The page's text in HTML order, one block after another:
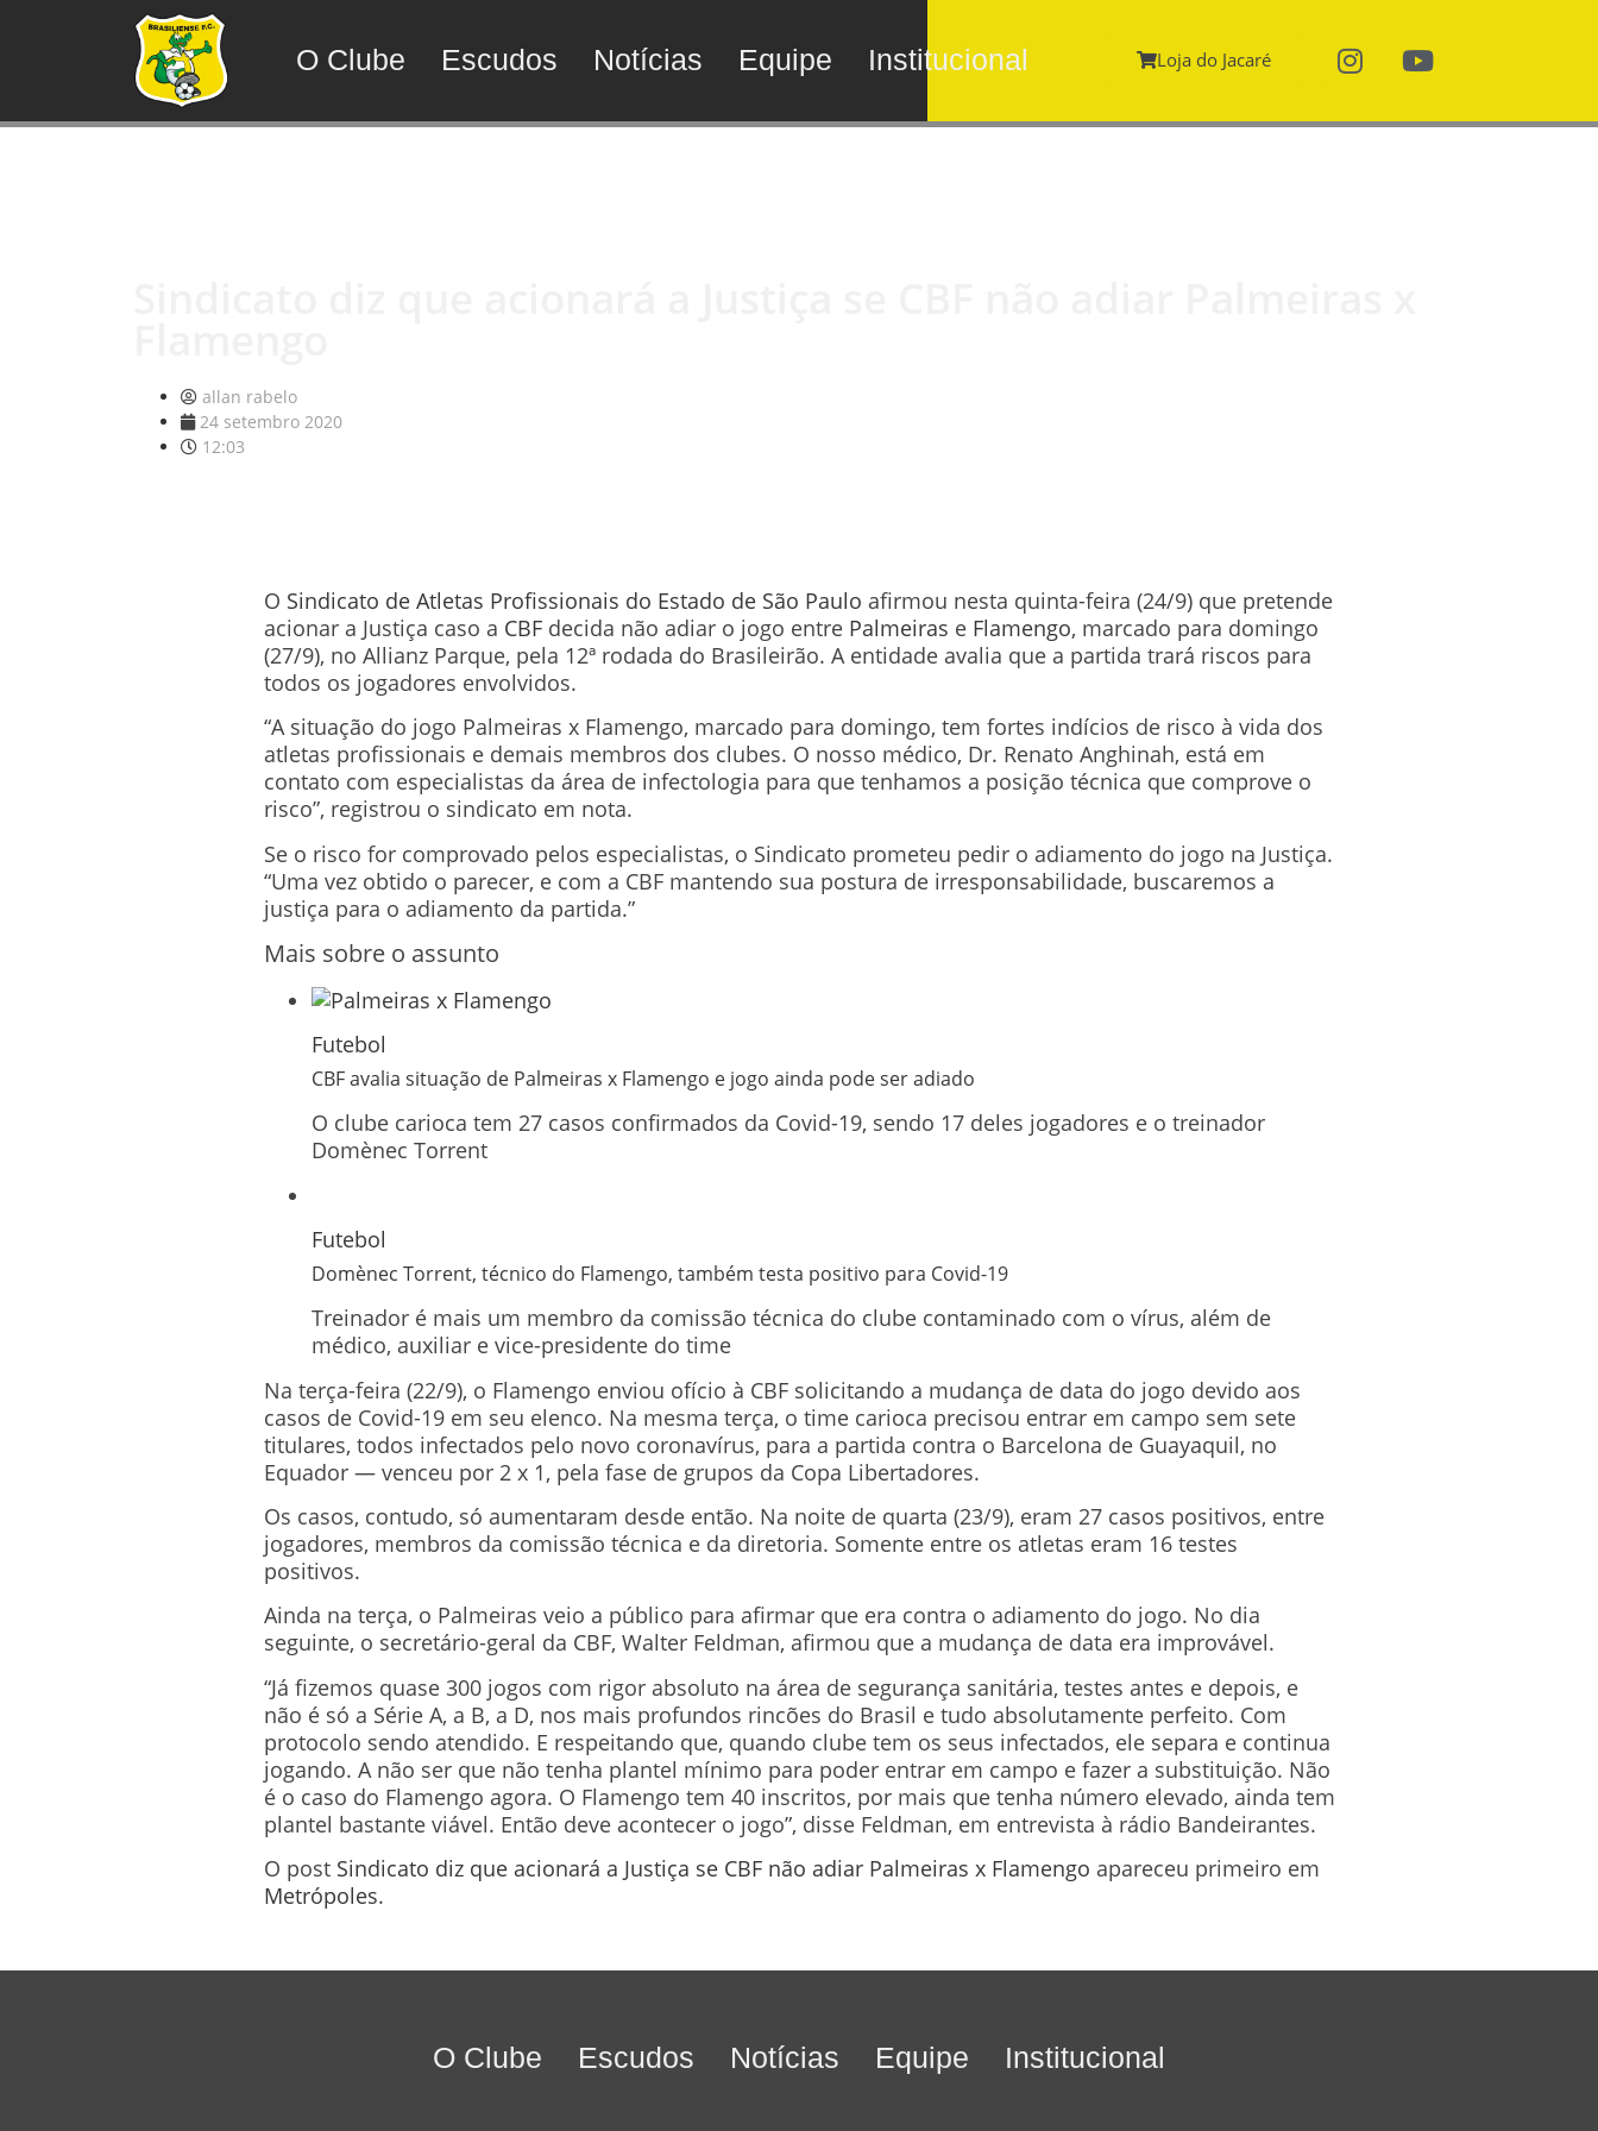
O Clube Escudos Notícias Equipe Institucional Loja do Jacaré
allan rabelo
24 setembro 2020
12:03
O Sindicato de Atletas Profissionais do Estado de São Paulo afirmou nesta quinta-feira (24/9) que pretende
acionar a Justiça caso a CBFdecida não adiar o jogo entre Palmeiras e Flamengo, marcado para domingo
(27/9), no Allianz Parque, pela 12ª rodada do Brasileirão. A entidade avalia que a partida trará riscos para
todos os jogadores envolvidos.
“A situação do jogo Palmeiras x Flamengo, marcado para domingo, tem fortes indícios de risco à vida dos
atletas profissionais e demais membros dos clubes. O nosso médico, Dr. Renato Anghinah, está em
contato com especialistas da área de infectologia para que tenhamos a posição técnica que comprove o
risco”, registrou o sindicato em nota.
Se o risco for comprovado pelos especialistas, o Sindicato prometeu pedir o adiamento do jogo na Justiça.
“Uma vez obtido o parecer, e com a CBF mantendo sua postura de irresponsabilidade, buscaremos a
justiça para o adiamento da partida.”
Mais sobre o assunto
Futebol
CBF avalia situação de Palmeiras x Flamengo e jogo ainda pode ser adiado
O clube carioca tem 27 casos confirmados da Covid-19, sendo 17 deles jogadores e o treinador
Domènec Torrent
Futebol
Domènec Torrent, técnico do Flamengo, também testa positivo para Covid-19
Treinador é mais um membro da comissão técnica do clube contaminado com o vírus, além de
médico, auxiliar e vice-presidente do time
Na terça-feira (22/9), o Flamengo enviou ofício à CBF solicitando a mudança de data do jogo devido aos
casos de Covid-19 em seu elenco. Na mesma terça, o time carioca precisou entrar em campo sem sete
titulares, todos infectados pelo novo coronavírus, para a partida contra o Barcelona de Guayaquil, no
Equador — venceu por 2 x 1, pela fase de grupos da Copa Libertadores.
Os casos, contudo, só aumentaram desde então. Na noite de quarta (23/9), eram 27 casos positivos, entre
jogadores, membros da comissão técnica e da diretoria. Somente entre os atletas eram 16 testes
positivos.
Ainda na terça, o Palmeiras veio a público para afirmar que era contra o adiamento do jogo. No dia
seguinte, o secretário-geral da CBF, Walter Feldman, afirmou que a mudança de data era improvável.
“Já fizemos quase 300 jogos com rigor absoluto na área de segurança sanitária, testes antes e depois, e
não é só a Série A, a B, a D, nos mais profundos rincões do Brasil e tudo absolutamente perfeito. Com
protocolo sendo atendido. E respeitando que, quando clube tem os seus infectados, ele separa e continua
jogando. A não ser que não tenha plantel mínimo para poder entrar em campo e fazer a substituição. Não
é o caso do Flamengo agora. O Flamengo tem 40 inscritos, por mais que tenha número elevado, ainda tem
plantel bastante viável. Então deve acontecer o jogo”, disse Feldman, em entrevista à rádio Bandeirantes.
O post Sindicato diz que acionará a Justiça se CBF não adiar Palmeiras x Flamengo apareceu primeiro em
Metrópoles.
O Clube Escudos Notícias Equipe Institucional